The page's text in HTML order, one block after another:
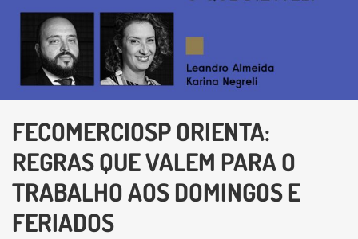
FECOMERCIOSP ORIENTA:
REGRAS QUE VALEM PARA O
TRABALHO AOS DOMINGOS E
FERIADOS